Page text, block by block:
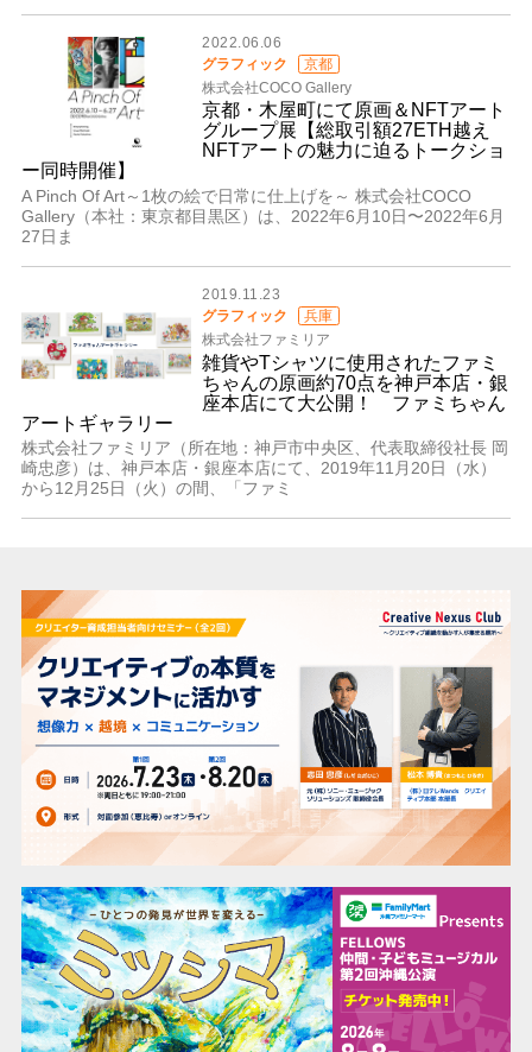
2022.06.06
グラフィック
京都
株式会社COCO Gallery
京都・木屋町にて原画＆NFTアート
グループ展【総取引額27ETH越え
NFTアートの魅力に迫るトークショ
ー同時開催】
A Pinch Of Art～1枚の絵で日常に仕上げを～ 株式会社COCO
Gallery（本社：東京都目黒区）は、2022年6月10日〜2022年6月
27日ま
2019.11.23
グラフィック
兵庫
株式会社ファミリア
雑貨やTシャツに使用されたファミ
ちゃんの原画約70点を神戸本店・銀
座本店にて大公開！ ファミちゃん
アートギャラリー
株式会社ファミリア（所在地：神戸市中央区、代表取締役社長 岡
崎忠彦）は、神戸本店・銀座本店にて、2019年11月20日（水）
から12月25日（火）の間、「ファミ